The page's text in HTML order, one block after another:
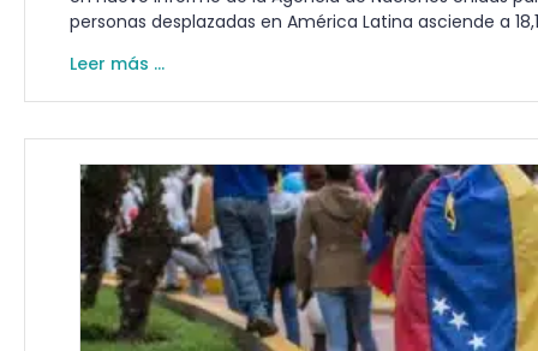
personas desplazadas en América Latina asciende a
Leer más ...